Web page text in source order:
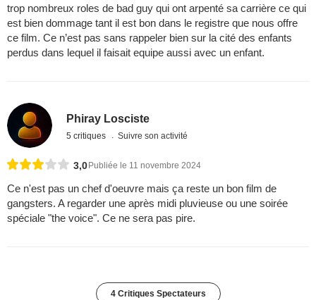
trop nombreux roles de bad guy qui ont arpenté sa carrière ce qui
est bien dommage tant il est bon dans le registre que nous offre
ce film. Ce n’est pas sans rappeler bien sur la cité des enfants
perdus dans lequel il faisait equipe aussi avec un enfant.
Phiray Losciste
5 critiques Suivre son activité
3,0 Publiée le 11 novembre 2024
Ce n'est pas un chef d'oeuvre mais ça reste un bon film de
gangsters. A regarder une après midi pluvieuse ou une soirée
spéciale "the voice". Ce ne sera pas pire.
4 Critiques Spectateurs